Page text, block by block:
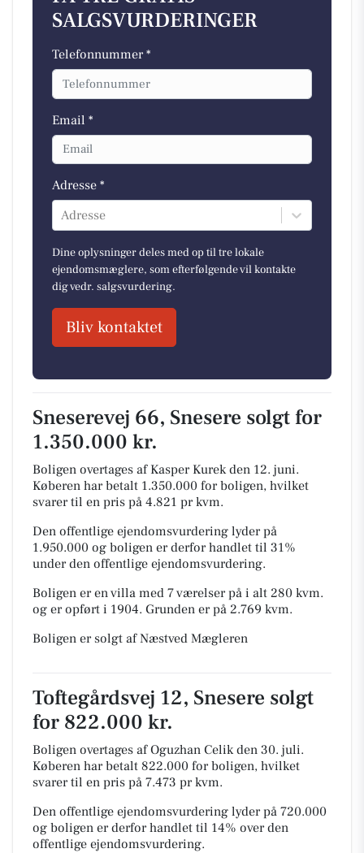
SALGSVURDERINGER
Telefonnummer *
Email *
Adresse *
Adresse
Dine oplysninger deles med op til tre lokale
ejendomsmæglere, som efterfølgende vil kontakte
dig vedr. salgsvurdering.
Bliv kontaktet
Sneserevej 66, Snesere solgt for
1.350.000 kr.
Boligen overtages af Kasper Kurek den 12. juni.
Køberen har betalt 1.350.000 for boligen, hvilket
svarer til en pris på 4.821 pr kvm.
Den offentlige ejendomsvurdering lyder på
1.950.000 og boligen er derfor handlet til 31%
under den offentlige ejendomsvurdering.
Boligen er en villa med 7 værelser på i alt 280 kvm.
og er opført i 1904. Grunden er på 2.769 kvm.
Boligen er solgt af Næstved Mægleren
Toftegårdsvej 12, Snesere solgt
for 822.000 kr.
Boligen overtages af Oguzhan Celik den 30. juli.
Køberen har betalt 822.000 for boligen, hvilket
svarer til en pris på 7.473 pr kvm.
Den offentlige ejendomsvurdering lyder på 720.000
og boligen er derfor handlet til 14% over den
offentlige ejendomsvurdering.